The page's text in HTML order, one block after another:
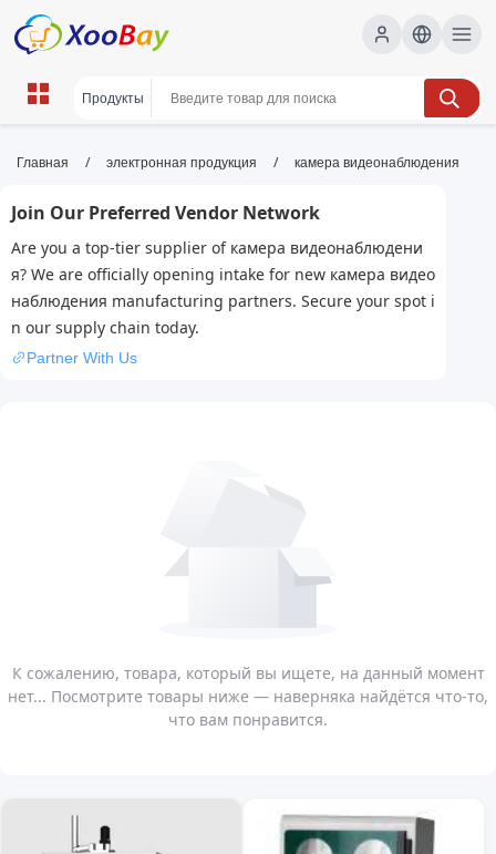
камера видеонаблюдения |
камера видеонаблюдения, CCTV,
безопасность, наблюдение, wholesale камера
видеонаблюдения, XOOBAY
Качество, надёжность и доступная цена камер для дома и
бизнеса.
Главная / электронная продукция / камера видеонаблюдения
Join Our Preferred Vendor Network
Are you a top-tier supplier of камера видеонаблюдени
я? We are officially opening intake for new камера видео
наблюдения manufacturing partners. Secure your spot i
n our supply chain today.
Partner With Us
К сожалению, товара, который вы ищете, на данный момент
нет... Посмотрите товары ниже — наверняка найдётся что-то,
что вам понравится.